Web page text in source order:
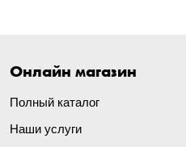
Онлайн магазин
Полный каталог
Наши услуги